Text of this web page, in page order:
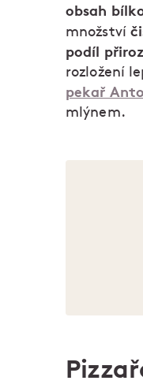
obsah
množství
podíl
rozložení
pekař
mlýnem.